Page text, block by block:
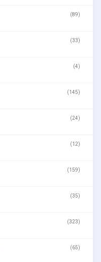
(89)
(33)
(4)
(145)
(24)
(12)
(159)
(35)
(323)
(65)